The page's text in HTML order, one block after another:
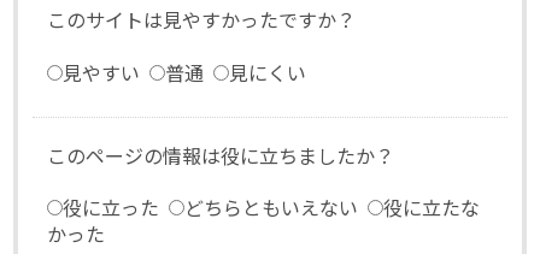
このサイトは見やすかったですか？
見やすい
普通 見にくい
このページの情報は役に立ちましたか？
役に立った
どちらともいえない
役に立たな
かった